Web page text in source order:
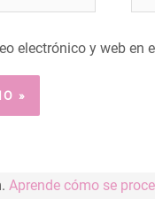
electrónico y web
Aprende cómo se